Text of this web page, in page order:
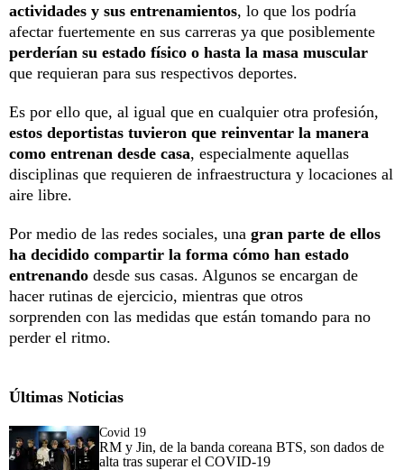
actividades y sus entrenamientos, lo que los podría
afectar fuertemente en sus carreras ya que posiblemente
perderían su estado físico o hasta la masa muscular
que requieran para sus respectivos deportes.
Es por ello que, al igual que en cualquier otra profesión,
estos deportistas tuvieron que reinventar la manera
como entrenan desde casa, especialmente aquellas
disciplinas que requieren de infraestructura y locaciones al
aire libre.
Por medio de las redes sociales, una gran parte de ellos
ha decidido compartir la forma cómo han estado
entrenando desde sus casas. Algunos se encargan de
hacer rutinas de ejercicio, mientras que otros
sorprenden con las medidas que están tomando para no
perder el ritmo.
Últimas Noticias
Covid 19
RM y Jin, de la banda coreana BTS, son dados de
alta tras superar el COVID-19